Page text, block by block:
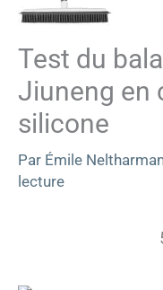
Test du
Jiuneng en
silicone
Par Émile
lecture